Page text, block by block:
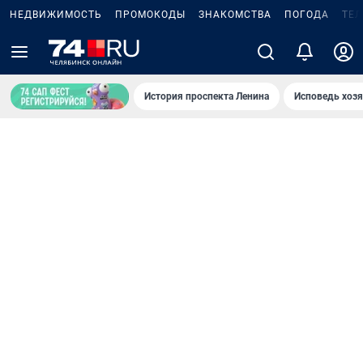
НЕДВИЖИМОСТЬ ПРОМОКОДЫ ЗНАКОМСТВА ПОГОДА
История проспекта Ленина Исповедь